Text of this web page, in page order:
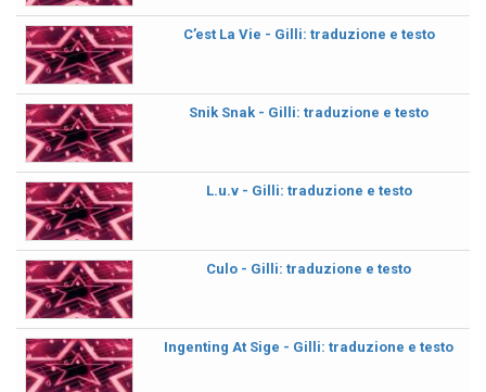
C’est La Vie - Gilli: traduzione e testo
Snik Snak - Gilli: traduzione e testo
L.u.v - Gilli: traduzione e testo
Culo - Gilli: traduzione e testo
Ingenting At Sige - Gilli: traduzione e testo